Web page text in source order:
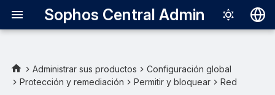
Sophos Central Admin
English
Español
Administrar sus productos
Configuración global
Protección y remediación
Permitir y bloquear Red